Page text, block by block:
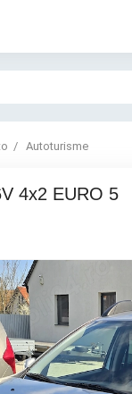
Autoturisme
4x2 EURO 5